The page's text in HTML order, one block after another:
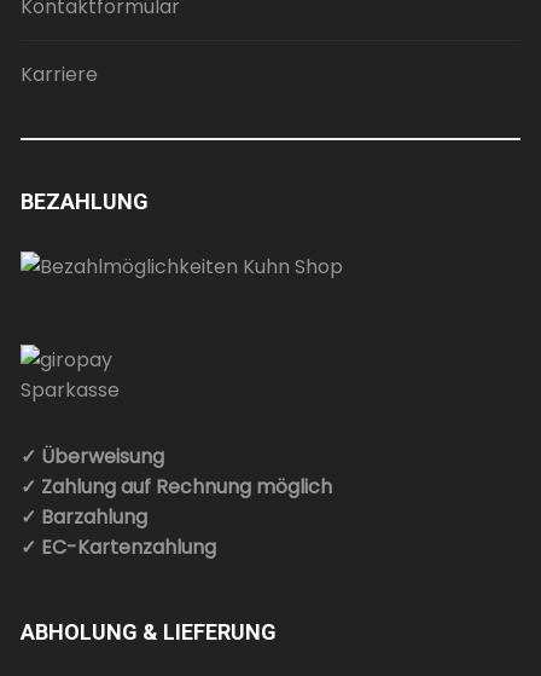
Kontaktformular
Karriere
BEZAHLUNG
✓ Überweisung
✓ Zahlung auf Rechnung möglich
✓ Barzahlung
✓ EC-Kartenzahlung
ABHOLUNG & LIEFERUNG